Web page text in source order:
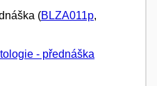
(BLZA011p,
- přednáška